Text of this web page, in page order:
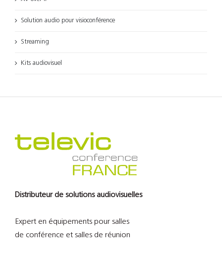
Solution audio pour visioconférence
Streaming
Kits audiovisuel
Distributeur de solutions audiovisuelles
Expert en équipements pour salles
de conférence et salles de réunion